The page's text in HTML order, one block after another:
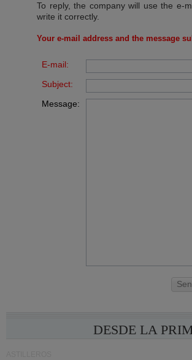
To reply, the company will use the e-
write it correctly.
Your e-mail address and the message
E-mail:
Subject:
Message:
DESDE LA